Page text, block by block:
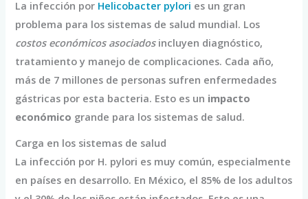
La infección por Helicobacter pylori es un gran
problema para los sistemas de salud mundial. Los
costos económicos asociadosincluyen diagnóstico,
tratamiento y manejo de complicaciones. Cada año,
más de 7 millones de personas sufren enfermedades
gástricas por esta bacteria. Esto es un impacto
económico grande para los sistemas de salud.
Carga en los sistemas de salud
La infección por H. pylori es muy común, especialmente
en países en desarrollo. En México, el 85% de los adultos